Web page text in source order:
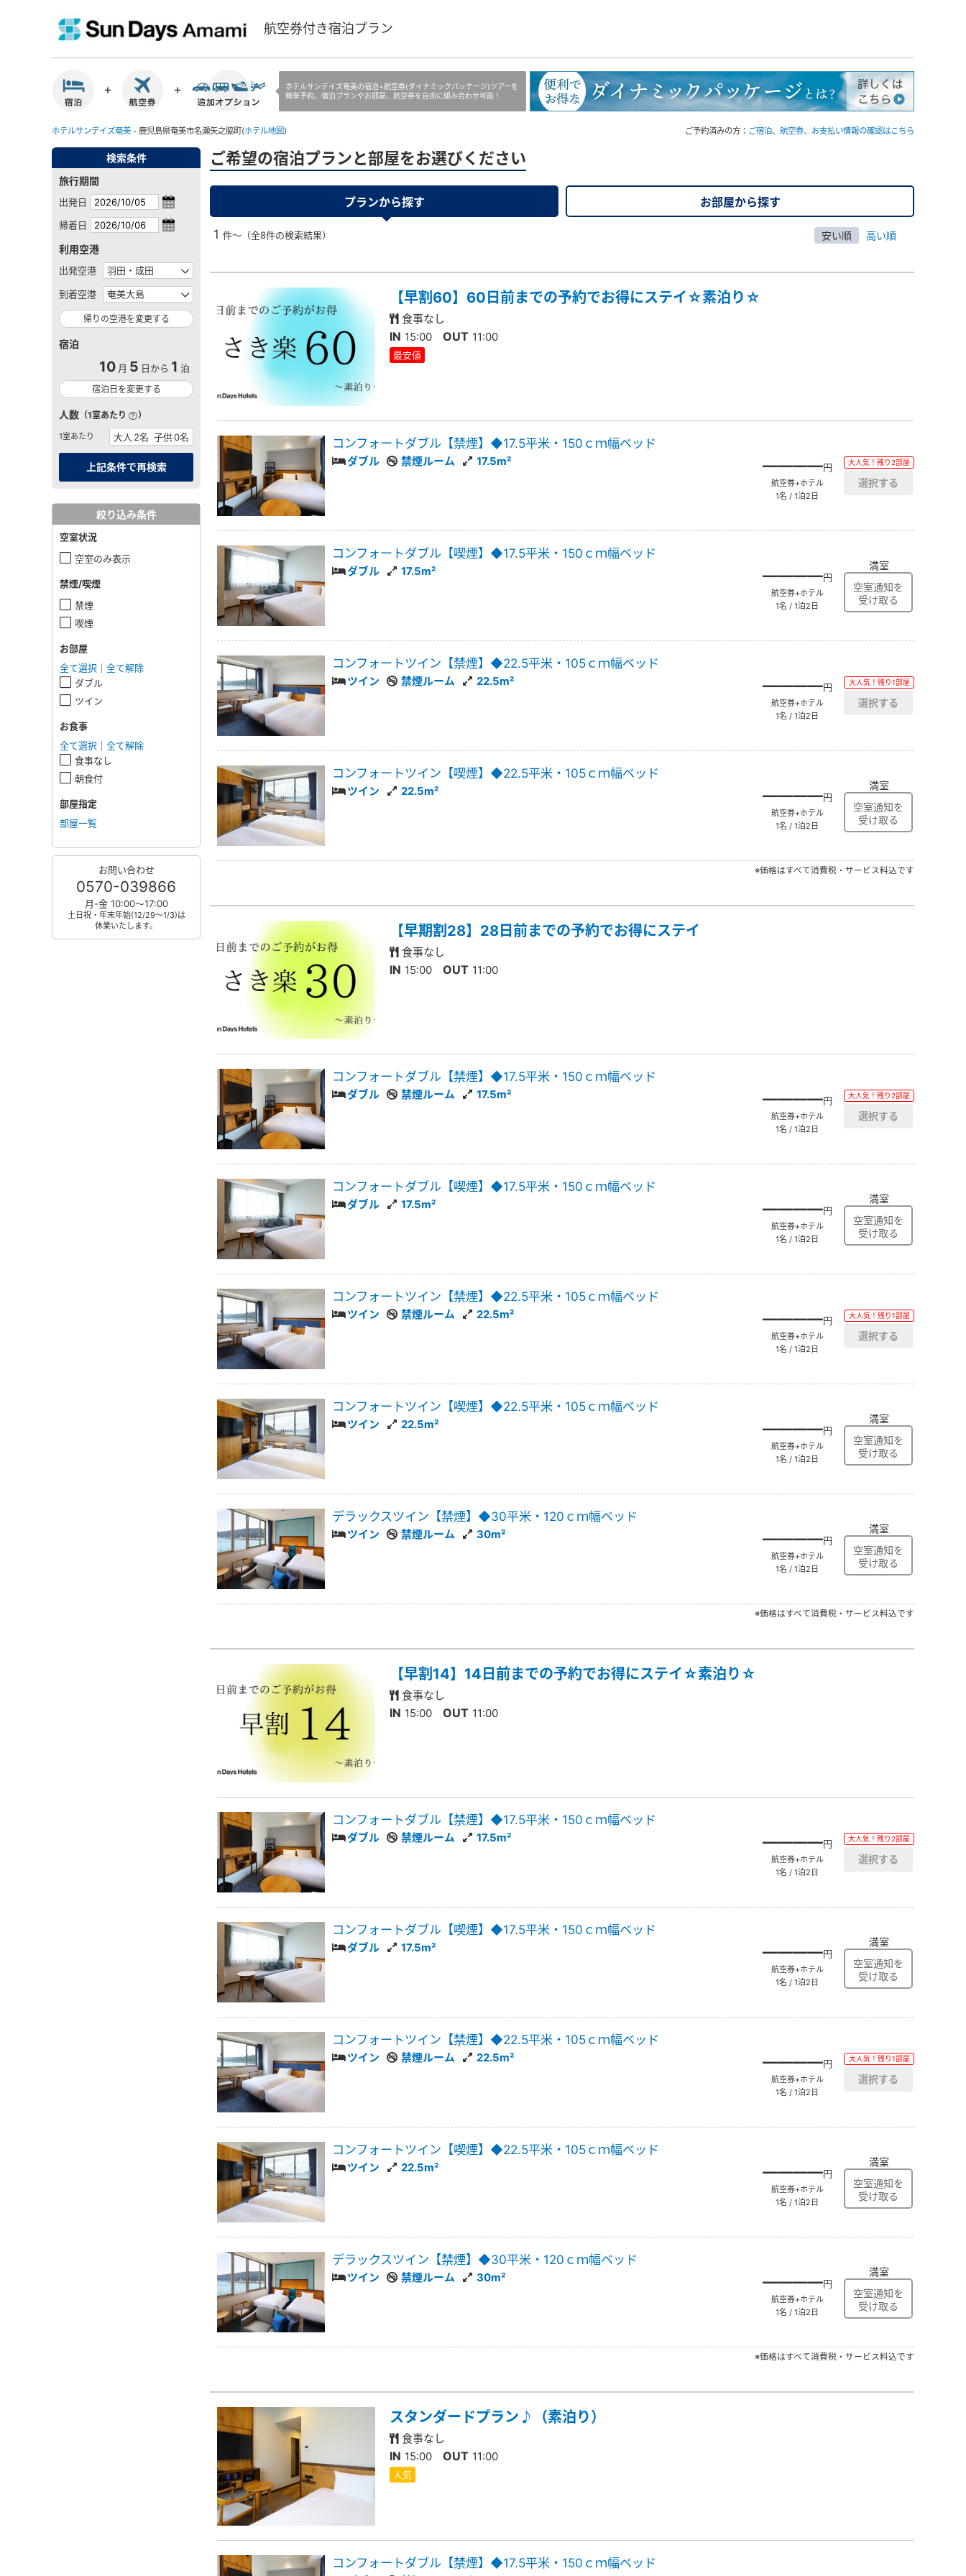
航空券付き宿泊プラン
ホテルサンデイズ奄美の宿泊+航空券(ダイナミックパッケージ)ツアーを
簡単予約。宿泊プランやお部屋、航空券を自由に組み合わせ可能！
ホテルサンデイズ奄美 - 鹿児島県奄美市名瀬矢之脇町(ホテル地図) ご予約済みの方： ご宿泊、航空券、お支払い情報の確認はこちら
検索条件
旅行期間
出発日
帰着日
利用空港
出発空港
到着空港
帰りの空港を変更する
宿泊
10 月 5 日から 1 泊
宿泊日を変更する
人数 （1室あたり ）
1室あたり
絞り込み条件
空室状況
空室のみ表示
禁煙/喫煙
禁煙
喫煙
お部屋
全て選択
全て解除
ダブル
ツイン
お食事
全て選択
全て解除
食事なし
朝食付
部屋指定
部屋一覧
お問い合わせ
0570-039866
月-金 10:00～17:00
土日祝・年末年始(12/29～1/3)は
休業いたします。
ご希望の宿泊プランと部屋をお選びください
プランから探す お部屋から探す
1 件～（全8件の検索結果） 安い順 高い順
【早割60】60日前までの予約でお得にステイ☆素泊り☆
食事なし
IN 15:00 OUT 11:00
最安値
コンフォートダブル【禁煙】◆17.5平米・150ｃｍ幅ベッド
ダブル 禁煙ルーム 17.5m² ――――円
航空券+ホテル
1名 / 1泊2日
大人気！残り2部屋
コンフォートダブル【喫煙】◆17.5平米・150ｃｍ幅ベッド
ダブル 17.5m² ――――円
航空券+ホテル
1名 / 1泊2日
満室
コンフォートツイン【禁煙】◆22.5平米・105ｃｍ幅ベッド
ツイン 禁煙ルーム 22.5m² ――――円
航空券+ホテル
1名 / 1泊2日
大人気！残り1部屋
コンフォートツイン【喫煙】◆22.5平米・105ｃｍ幅ベッド
ツイン 22.5m² ――――円
航空券+ホテル
1名 / 1泊2日
満室
※価格はすべて消費税・サービス料込です
【早期割28】28日前までの予約でお得にステイ
食事なし
IN 15:00 OUT 11:00
コンフォートダブル【禁煙】◆17.5平米・150ｃｍ幅ベッド
ダブル 禁煙ルーム 17.5m² ――――円
航空券+ホテル
1名 / 1泊2日
大人気！残り2部屋
コンフォートダブル【喫煙】◆17.5平米・150ｃｍ幅ベッド
ダブル 17.5m² ――――円
航空券+ホテル
1名 / 1泊2日
満室
コンフォートツイン【禁煙】◆22.5平米・105ｃｍ幅ベッド
ツイン 禁煙ルーム 22.5m² ――――円
航空券+ホテル
1名 / 1泊2日
大人気！残り1部屋
コンフォートツイン【喫煙】◆22.5平米・105ｃｍ幅ベッド
ツイン 22.5m² ――――円
航空券+ホテル
1名 / 1泊2日
満室
デラックスツイン【禁煙】◆30平米・120ｃｍ幅ベッド
ツイン 禁煙ルーム 30m² ――――円
航空券+ホテル
1名 / 1泊2日
満室
※価格はすべて消費税・サービス料込です
【早割14】14日前までの予約でお得にステイ☆素泊り☆
食事なし
IN 15:00 OUT 11:00
コンフォートダブル【禁煙】◆17.5平米・150ｃｍ幅ベッド
ダブル 禁煙ルーム 17.5m² ――――円
航空券+ホテル
1名 / 1泊2日
大人気！残り2部屋
コンフォートダブル【喫煙】◆17.5平米・150ｃｍ幅ベッド
ダブル 17.5m² ――――円
航空券+ホテル
1名 / 1泊2日
満室
コンフォートツイン【禁煙】◆22.5平米・105ｃｍ幅ベッド
ツイン 禁煙ルーム 22.5m² ――――円
航空券+ホテル
1名 / 1泊2日
大人気！残り1部屋
コンフォートツイン【喫煙】◆22.5平米・105ｃｍ幅ベッド
ツイン 22.5m² ――――円
航空券+ホテル
1名 / 1泊2日
満室
デラックスツイン【禁煙】◆30平米・120ｃｍ幅ベッド
ツイン 禁煙ルーム 30m² ――――円
航空券+ホテル
1名 / 1泊2日
満室
※価格はすべて消費税・サービス料込です
スタンダードプラン♪（素泊り）
食事なし
IN 15:00 OUT 11:00
人気
コンフォートダブル【禁煙】◆17.5平米・150ｃｍ幅ベッド